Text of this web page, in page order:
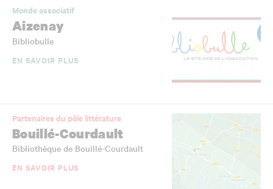
Monde associatif
Aizenay
Bibliobulle
EN SAVOIR PLUS
Partenaires du pôle littérature
Bouillé-Courdault
Bibliothèque de Bouillé-Courdault
EN SAVOIR PLUS